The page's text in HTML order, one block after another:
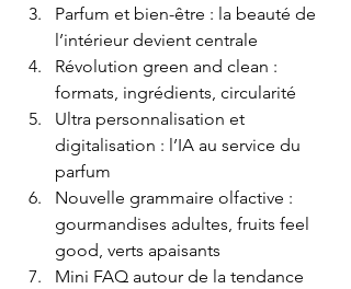
Parfum et bien-être : la beauté de
l’intérieur devient centrale
Révolution green and clean :
formats, ingrédients, circularité
Ultra personnalisation et
digitalisation : l’IA au service du
parfum
Nouvelle grammaire olfactive :
gourmandises adultes, fruits feel
good, verts apaisants
Mini FAQ autour de la tendance